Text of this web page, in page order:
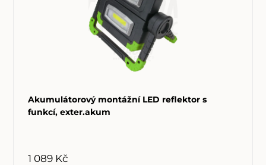
Akumulátorový montážní LED reflektor s
funkcí, exter.akum
1 089 Kč